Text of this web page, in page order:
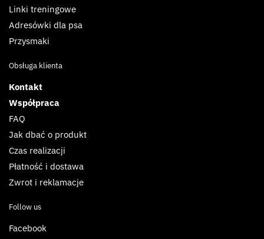
Linki treningowe
Adresówki dla psa
Przysmaki
Obsługa klienta
Kontakt
Współpraca
FAQ
Jak dbać o produkt
Czas realizacji
Płatność i dostawa
Zwrot i reklamacje
Follow us
Facebook